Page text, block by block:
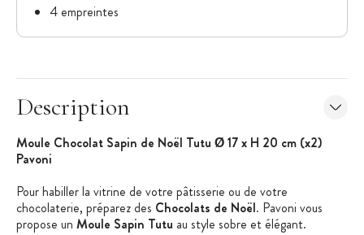
4 empreintes
Description
Moule Chocolat Sapin de Noël Tutu Ø 17 x H 20 cm (x2)
Pavoni
Pour habiller la vitrine de votre pâtisserie ou de votre
chocolaterie, préparez des Chocolats de Noël. Pavoni vous
propose un Moule Sapin Tutu au style sobre et élégant.